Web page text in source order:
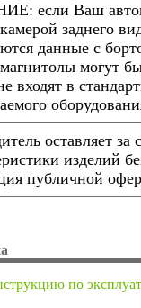
если Ваш
заднего
данные с
могут
входят в
оставляет
изделий
публичной
по